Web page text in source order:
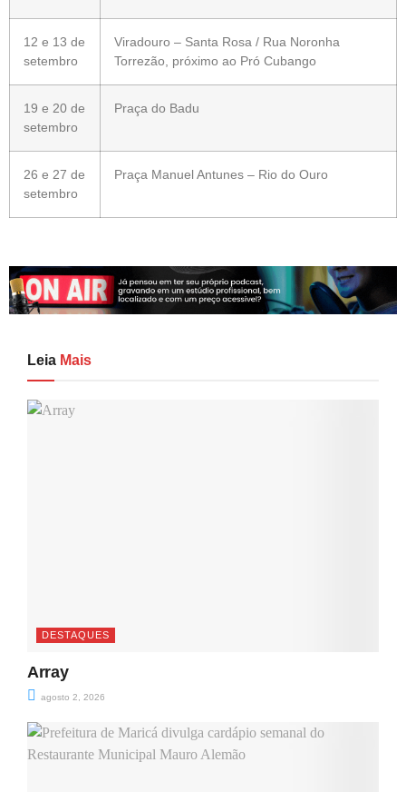
12 e 13 de
setembro
Viradouro – Santa Rosa / Rua Noronha
Torrezão, próximo ao Pró Cubango
19 e 20 de
setembro
Praça do Badu
26 e 27 de
setembro
Praça Manuel Antunes – Rio do Ouro
Leia Mais
DESTAQUES
Array
agosto 2, 2026